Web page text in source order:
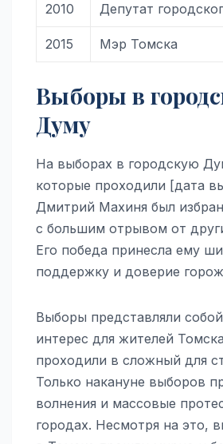
2010 Депутат
2015 Мэр Томска
Выборы в
Думу
На выборах в городскую
которые проходили [дата
Дмитрий Махиня был
с большим отрывом от
Его победа принесла ему
поддержку и доверие
Выборы представляли
интерес для жителей
проходили в сложный для
Только накануне выборов
волнения и массовые
городах. Несмотря на это,